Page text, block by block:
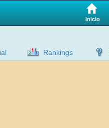
Inicio
Rankings